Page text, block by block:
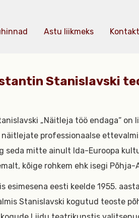
Astu liikmeks Kontakt
Stanislavski
„Näitleja töö endaga“ on
näitlejate professionaalse
seda mitte ainult Ida-Euroopa
kõige rohkem ehk isegi Põhja-
esimesena eesti keelde 1955.
Stanislavski kogutud teoste